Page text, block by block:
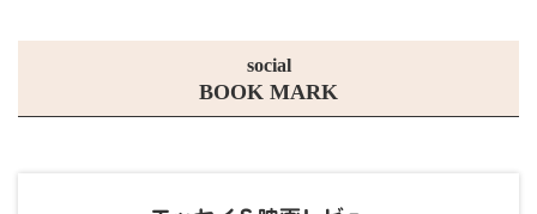
social
BOOK MARK